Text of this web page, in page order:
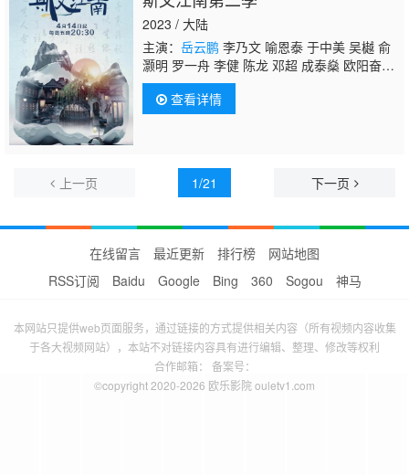
2023 / 大陆
主演： 岳云鹏 李乃文 喻恩泰 于中美 吴樾 俞
灏明 罗一舟 李健 陈龙 邓超 成泰燊 欧阳奋
强 唐嫣 余皑磊 李宗翰 曹可凡 郦波 黄晓丹
查看详情
上一页 1/21 下一页
在线留言 最近更新 排行榜
网站地图
RSS订阅
Baidu Google Bing 360 Sogou 神马
本网站只提供web页面服务，通过链接的方式提供相关内容（所有视频内容收集
于各大视频网站），本站不对链接内容具有进行编辑、整理、修改等权利
合作邮箱： 备案号：
©copyright 2020-2026 欧乐影院 ouletv1.com